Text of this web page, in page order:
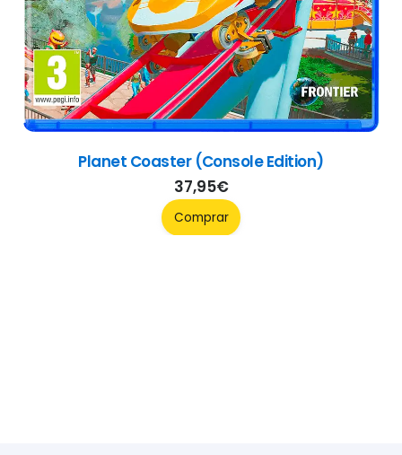
Planet Coaster (Console Edition)
37,95€
Comprar